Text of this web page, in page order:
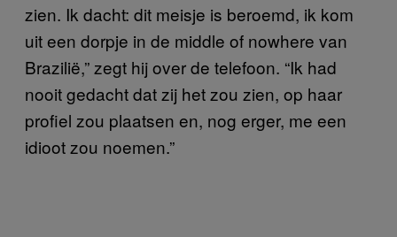
zien. Ik dacht: dit meisje is beroemd, ik kom
uit een dorpje in de middle of nowhere van
Brazilië,” zegt hij over de telefoon. “Ik had
nooit gedacht dat zij het zou zien, op haar
profiel zou plaatsen en, nog erger, me een
idioot zou noemen.”